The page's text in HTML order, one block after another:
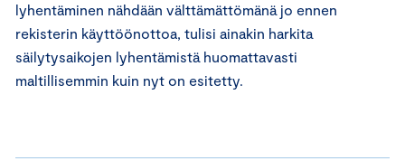
lyhentäminen nähdään välttämättömänä jo ennen
rekisterin käyttöönottoa, tulisi ainakin harkita
säilytysaikojen lyhentämistä huomattavasti
maltillisemmin kuin nyt on esitetty.